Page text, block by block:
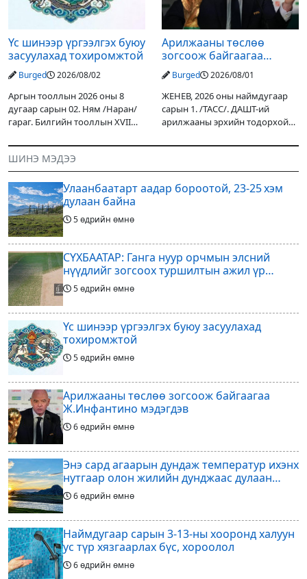
Үс шинээр үргээлгэх буюу
засуулахад тохиромжтой
Burged 2026/08/02
Аргын тооллын 2026 оны 8
дугаар сарын 02. Ням /Наран/
гараг. Билгийн тооллын XVII
гал Морин жилийн Зуны адаг
хөхөгчин хонь сарын шинийн
19, Адъяа /Асралт/
Арилжааны төслөө
зогсоож байгаагаа
Ж.Инфантино мэдэгдэв
Burged 2026/08/01
ЖЕНЕВ, 2026 оны наймдугаар
сарын 1. /ТАСС/. ДАШТ-ий
арилжааны эрхийн тодорхой
оруулагчдад худалдах
шийдвэрлэснээ ФИФА-гийн
ерөнхийлөгч Жанни
ШИНЭ МЭДЭЭ
Улаанбаатарт аадар бороотой, 23-25 хэм
дулаан байна
5 өдрийн өмнө
СҮХБААТАР: Ганга нуур орчмын элсний
нүүдлийг зогсоох туршилтын ажил үр
дүнгээ өгч эхэлжээ
5 өдрийн өмнө
Үс шинээр үргээлгэх буюу засуулахад
тохиромжтой
5 өдрийн өмнө
Арилжааны төслөө зогсоож байгаагаа
Ж.Инфантино мэдэгдэв
6 өдрийн өмнө
Энэ сард агаарын дундаж температур ихэнх
нутгаар олон жилийн дунджаас дулаан
байна
6 өдрийн өмнө
Наймдугаар сарын 3-13-ны хооронд халуун
ус түр хязгаарлах бүс, хороолол
6 өдрийн өмнө